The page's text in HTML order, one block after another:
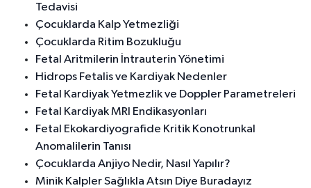
Tedavisi
Çocuklarda Kalp Yetmezliği
Çocuklarda Ritim Bozukluğu
Fetal Aritmilerin İntrauterin Yönetimi
Hidrops Fetalis ve Kardiyak Nedenler
Fetal Kardiyak Yetmezlik ve Doppler Parametreleri
Fetal Kardiyak MRI Endikasyonları
Fetal Ekokardiyografide Kritik Konotrunkal
Anomalilerin Tanısı
Çocuklarda Anjiyo Nedir, Nasıl Yapılır?
Minik Kalpler Sağlıkla Atsın Diye Buradayız